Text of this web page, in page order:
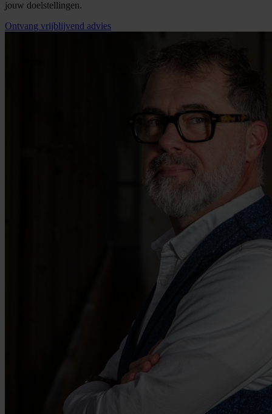
jouw doelstellingen.
Ontvang vrijblijvend advies